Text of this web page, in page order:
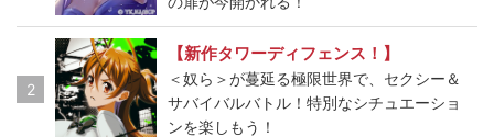
2
【新作タワーディフェンス！】
＜奴ら＞が蔓延る極限世界で、セクシー＆
サバイバルバトル！特別なシチュエーショ
ンを楽しもう！